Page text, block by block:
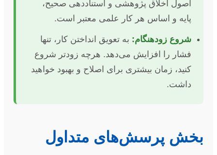
اصول اخلاق پژوهشی و استناددهی صحیح،
پایه و اساس هر کار علمی معتبر است.
شروع زودهنگام: به تعویق انداختن کار، تنها
فشار را افزایش می‌دهد. هرچه زودتر شروع
کنید، زمان بیشتری برای اصلاح و بهبود خواهید
داشت.
بخش پرسش‌های متداول